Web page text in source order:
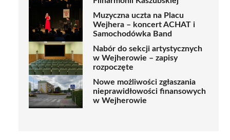
Muzyczna uczta na Placu
Wejhera – koncert ACHAT i
Samochodówka Band
Nabór do sekcji artystycznych
w Wejherowie – zapisy
rozpoczęte
Nowe możliwości zgłaszania
nieprawidłowości finansowych
w Wejherowie